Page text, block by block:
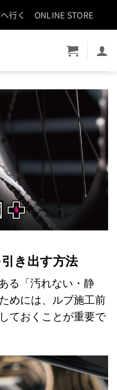
行く ONLINE STORE
き出す方法
ある「汚れない・静
めには、ルブ施工前
ておくことが重要で